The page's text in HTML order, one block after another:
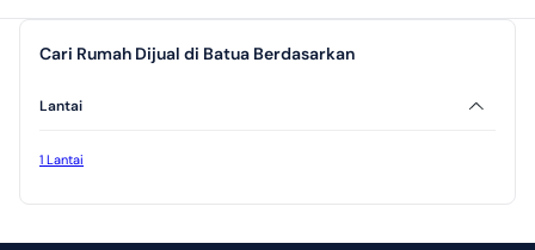
Cari Rumah Dijual di Batua Berdasarkan
Lantai
1 Lantai